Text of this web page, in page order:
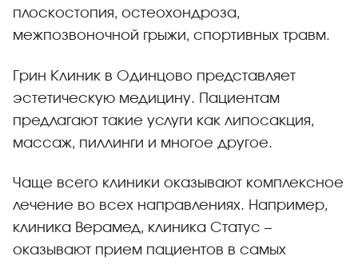
плоскостопия, остеохондроза,
межпозвоночной грыжи, спортивных травм.
Грин Клиник в Одинцово представляет
эстетическую медицину. Пациентам
предлагают такие услуги как липосакция,
массаж, пиллинги и многое другое.
Чаще всего клиники оказывают комплексное
лечение во всех направлениях. Например,
клиника Верамед, клиника Статус –
оказывают прием пациентов в самых